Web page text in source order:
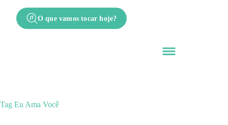
O que vamos tocar hoje?
Tag Eu Ama Você